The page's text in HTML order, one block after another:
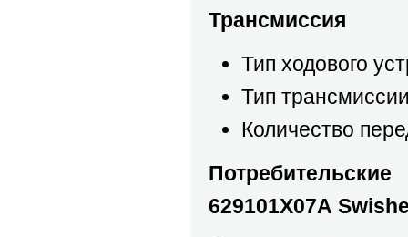
Трансмиссия
Тип ходового
Тип
Количество
629101Х07А